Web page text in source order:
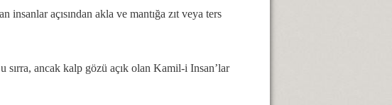
açısından akla ve mantığa zıt veya ters
sırra, ancak kalp gözü açık olan Kamil-i Insan’lar